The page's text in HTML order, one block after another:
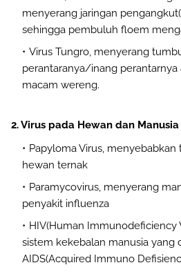
menyerang jaringan
sehingga pembuluh floem
Virus Tungro, menyerang
perantaranya/inang
macam wereng.
2. Virus pada Hewan dan Manusia
Papyloma Virus,
hewan ternak
Paramycovirus, menyerang
penyakit influenza
HIV(Human Immunodeficiency
sistem kekebalan manusia yang
AIDS(Acquired Immuno